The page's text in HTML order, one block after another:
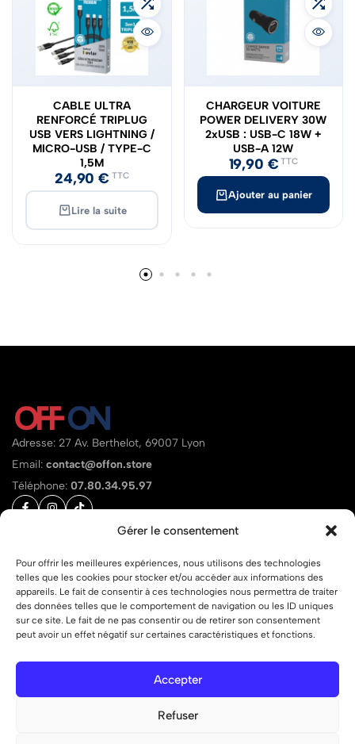
Gérer le consentement
Pour offrir les meilleures expériences, nous utilisons des technologies
telles que les cookies pour stocker et/ou accéder aux informations des
appareils. Le fait de consentir à ces technologies nous permettra de traiter
des données telles que le comportement de navigation ou les ID uniques
sur ce site. Le fait de ne pas consentir ou de retirer son consentement
peut avoir un effet négatif sur certaines caractéristiques et fonctions.
Accepter
Refuser
Lire la suite
CABLE ULTRA
RENFORCÉ TRIPLUG
USB VERS LIGHTNING /
MICRO-USB / TYPE-C
1,5M
24,90€ TTC
Ajouter au panier
CHARGEUR VOITURE
POWER DELIVERY 30W
2xUSB : USB-C 18W +
USB-A 12W
19,90 € TTC
Adresse: 27 Av. Berthelot, 69007 Lyon
Email: contact@offon.store
Téléphone: 07.80.34.95.97
Liens